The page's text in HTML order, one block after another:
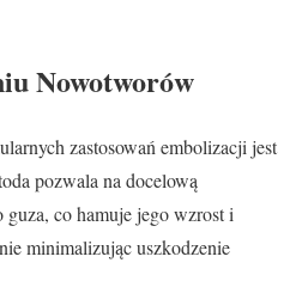
Nowotworów
zastosowań embolizacji jest
pozwala na docelową
co hamuje jego wzrost i
minimalizując uszkodzenie